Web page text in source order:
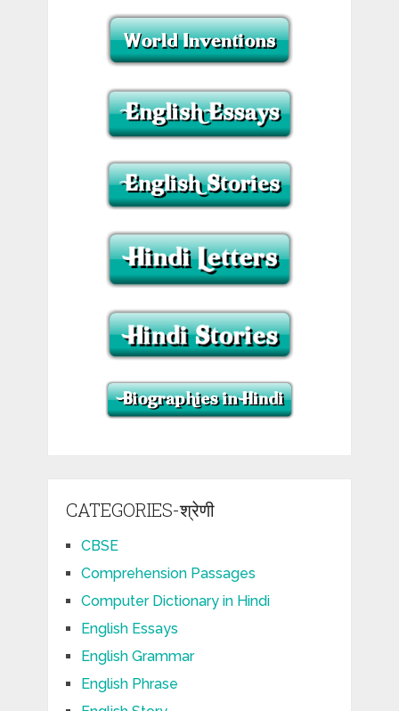
CATEGORIES-श्रेणी
CBSE
Comprehension Passages
Computer Dictionary in Hindi
English Essays
English Grammar
English Phrase